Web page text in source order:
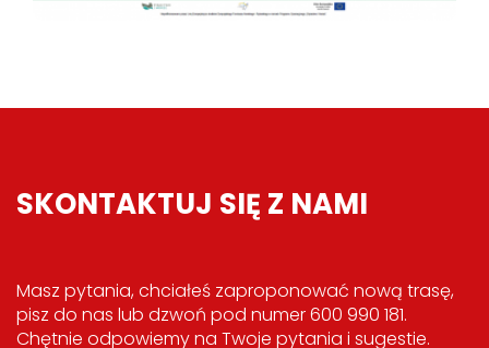
SKONTAKTUJ SIĘ Z NAMI
Masz pytania, chciałeś zaproponować nową trasę,
pisz do nas lub dzwoń pod numer 600 990 181.
Chętnie odpowiemy na Twoje pytania i sugestie.